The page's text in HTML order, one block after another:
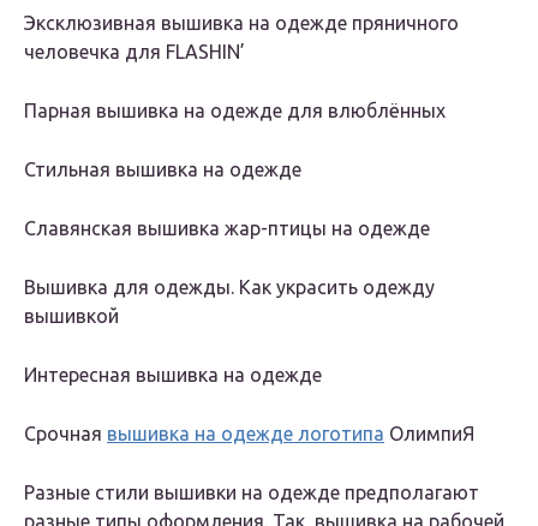
Эксклюзивная вышивка на одежде пряничного
человечка для FLASHIN’
Парная вышивка на одежде для влюблённых
Стильная вышивка на одежде
Славянская вышивка жар-птицы на одежде
Вышивка для одежды. Как украсить одежду
вышивкой
Интересная вышивка на одежде
Срочная вышивка на одежде логотипа ОлимпиЯ
Разные стили вышивки на одежде предполагают